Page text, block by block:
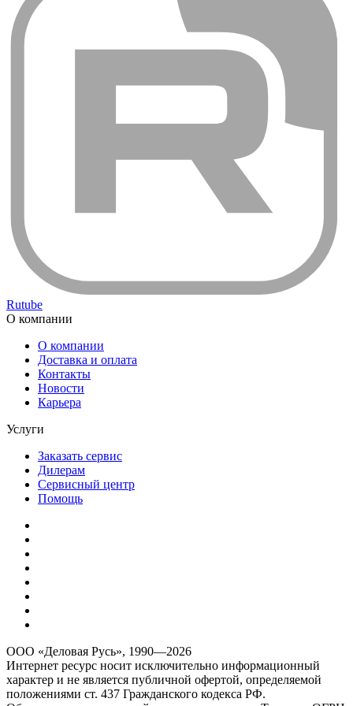
Rutube
О компании
О компании
Доставка и оплата
Контакты
Новости
Карьера
Услуги
Заказать сервис
Дилерам
Сервисный центр
Помощь
ООО «Деловая Русь», 1990—2026
Интернет ресурс носит исключительно информационный
характер и не является публичной офертой, определяемой
положениями ст. 437 Гражданского кодекса РФ.